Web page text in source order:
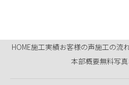
HOME施工実績お客様の声施工の流
本部概要無料写